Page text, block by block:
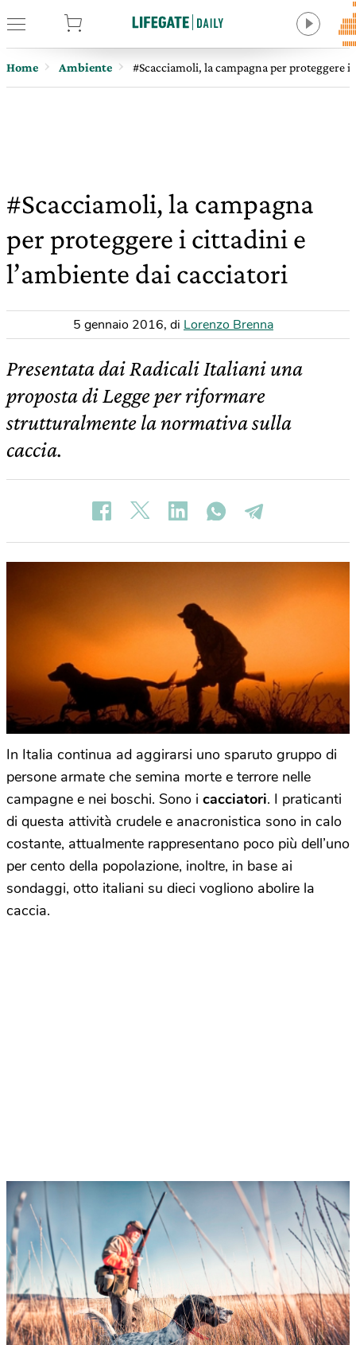
Home Ambiente #Scacciamoli, la campagna per proteggere
#Scacciamoli, la campagna
per proteggere i cittadini e
l’ambiente dai cacciatori
5 gennaio 2016, di Lorenzo Brenna
Presentata dai Radicali Italiani una
proposta di Legge per riformare
strutturalmente la normativa sulla
caccia.
In Italia continua ad aggirarsi uno sparuto gruppo di
persone armate che semina morte e terrore nelle
campagne e nei boschi. Sono i cacciatori. I praticanti
di questa attività crudele e anacronistica sono in calo
costante, attualmente rappresentano poco più dell’uno
per cento della popolazione, inoltre, in base ai
sondaggi, otto italiani su dieci vogliono abolire la
caccia.